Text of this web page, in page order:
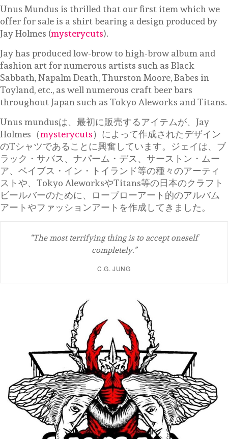
Unus Mundus is thrilled that our first item which we
offer for sale is a shirt bearing a design produced by
Jay Holmes (mysterycuts).
Jay has produced low-brow to high-brow album and
fashion art for numerous artists such as Black
Sabbath, Napalm Death, Thurston Moore, Babes in
Toyland, etc., as well numerous craft beer bars
throughout Japan such as Tokyo Aleworks and Titans.
Unus mundusは、最初に販売するアイテムが、Jay
Holmes（mysterycuts）によって作成されたデザイン
のTシャツであることに興奮しています。ジェイは、ブ
ラック・サバス、ナパーム・デス、サーストン・ムー
ア、ベイブス・イン・トイランド等の種々のアーティ
ストや、Tokyo AleworksやTitans等の日本のクラフト
ビールバーのために、ローブローアート的のアルバム
アートやファッションアートを作成してきました。
“The most terrifying thing is to accept oneself
completely.”
C.G. JUNG